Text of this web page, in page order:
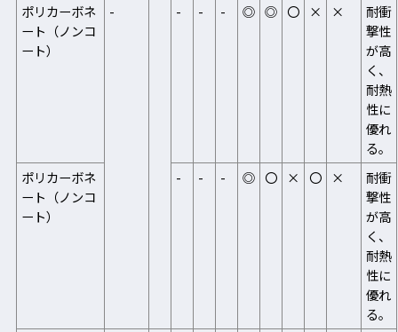
ポリカーボネ
ート（ノンコ
ート）
- - - - ◎ ◎ 〇 × ×
耐衝
撃性
が高
く、
耐熱
性に
優れ
る。
ポリカーボネ
ート（ノンコ
ート）
- - - ◎ 〇 × 〇 ×
耐衝
撃性
が高
く、
耐熱
性に
優れ
る。